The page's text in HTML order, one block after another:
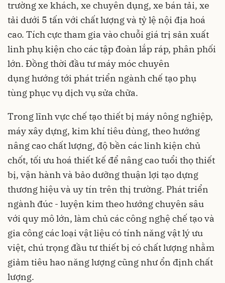
trường xe khách, xe chuyên dụng, xe bán tải, xe
tải dưới 5 tấn với chất lượng và tỷ lệ nội địa hoá
cao. Tích cực tham gia vào chuỗi giá trị sản xuất
linh phụ kiện cho các tập đoàn lắp ráp, phân phối
lớn. Đồng thời đầu tư máy móc chuyên
dụng hướng tới phát triển ngành chế tạo phụ
tùng phục vụ dịch vụ sửa chữa.
Trong lĩnh vực chế tạo thiết bị máy nông nghiệp,
máy xây dựng, kim khí tiêu dùng, theo hướng
nâng cao chất lượng, độ bền các linh kiện chủ
chốt, tối ưu hoá thiết kế để nâng cao tuổi thọ thiết
bị, vận hành và bảo dưỡng thuận lợi tạo dựng
thương hiệu và uy tín trên thị trường. Phát triển
ngành đúc - luyện kim theo hướng chuyên sâu
với quy mô lớn, làm chủ các công nghệ chế tạo và
gia công các loại vật liệu có tính năng vật lý ưu
việt, chú trọng đầu tư thiết bị có chất lượng nhằm
giảm tiêu hao năng lượng cũng như ổn định chất
lượng.